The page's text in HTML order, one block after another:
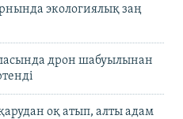
экологиялық заң
дрон шабуылынан
оқ атып, алты адам